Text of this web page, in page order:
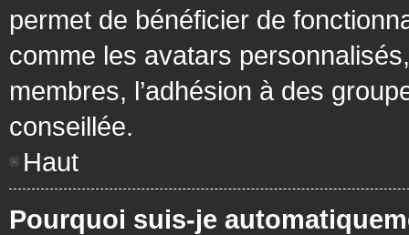
permet de bénéficier de
comme les avatars
membres, l’adhésion à des
conseillée.
Haut
Pourquoi suis-je